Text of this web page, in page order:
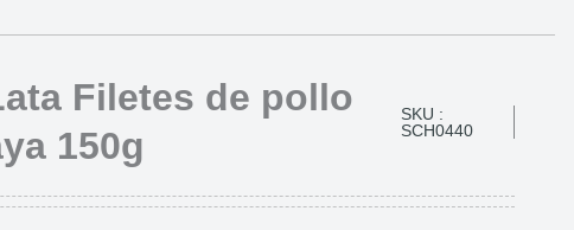
Filetes de pollo
150g
SKU :
SCH0440